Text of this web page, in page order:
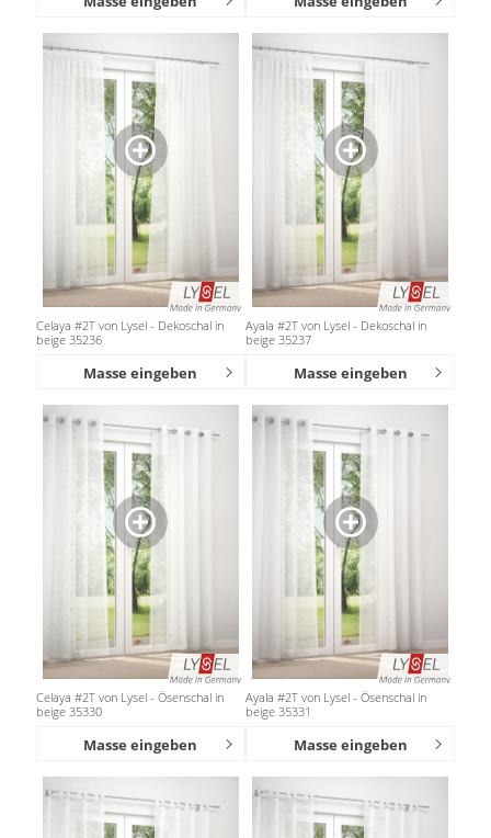
Celaya #2T von Lysel - Dekoschal in
beige 35236
Masse eingeben
Ayala #2T von Lysel - Dekoschal in
beige 35237
Masse eingeben
Celaya #2T von Lysel - Ösenschal in
beige 35330
Masse eingeben
Ayala #2T von Lysel - Ösenschal in
beige 35331
Masse eingeben